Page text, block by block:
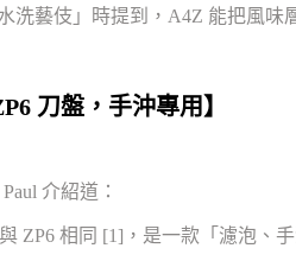
洗藝伎」時提到，A4Z 能把風
刀盤，手沖專用】
介紹道：
ZP6 相同 [1]，是一款「濾泡、